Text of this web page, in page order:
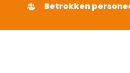
Betrokken